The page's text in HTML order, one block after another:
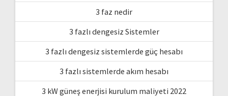
3 faz nedir
3 fazlı dengesiz Sistemler
3 fazlı dengesiz sistemlerde güç hesabı
3 fazlı sistemlerde akım hesabı
3 kW güneş enerjisi kurulum maliyeti 2022